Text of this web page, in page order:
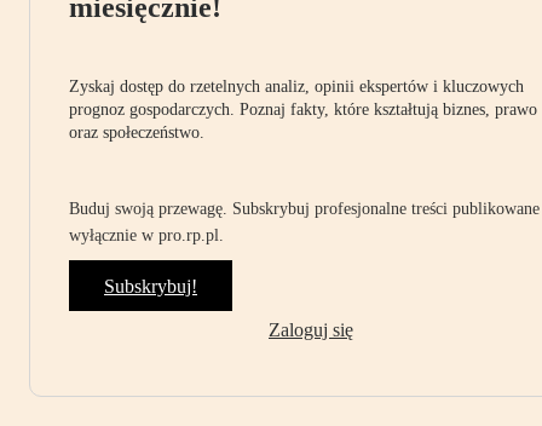
miesięcznie!
Zyskaj dostęp do rzetelnych analiz, opinii ekspertów i kluczowych
prognoz gospodarczych. Poznaj fakty, które kształtują biznes, prawo
oraz społeczeństwo.
Buduj swoją przewagę. Subskrybuj profesjonalne treści publikowane
wyłącznie w pro.rp.pl.
Subskrybuj!
Zaloguj się